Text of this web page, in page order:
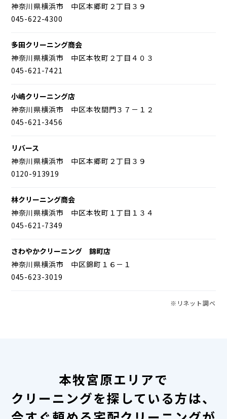
神奈川県横浜市 中区本郷町２丁目３９
045-622-4300
多田クリーニング商会
神奈川県横浜市 中区本牧町２丁目４０３
045-621-7421
小嶋クリーニング店
神奈川県横浜市 中区本牧間門３７－１２
045-621-3456
リバース
神奈川県横浜市 中区本郷町２丁目３９
0120-913919
林クリーニング商会
神奈川県横浜市 中区本牧町１丁目１３４
045-621-7349
さわやかクリーニング 錦町店
神奈川県横浜市 中区錦町１６－１
045-623-3019
※リネット調べ
本牧宮原エリアで
クリーニングを探している方は、